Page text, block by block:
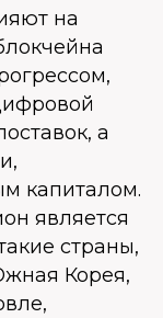
на
а
капиталом.
является
страны,
Корея,